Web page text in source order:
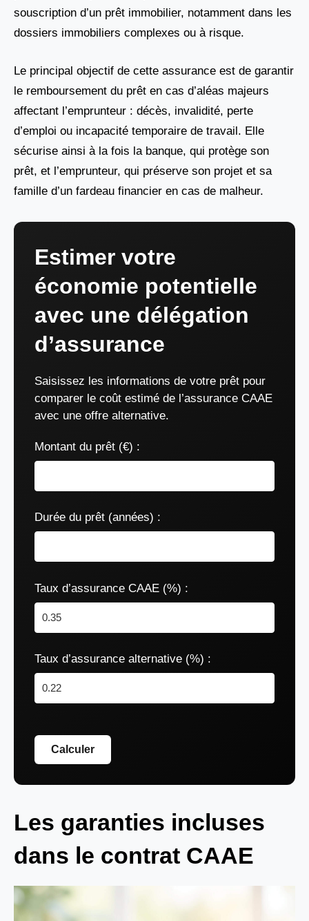
souscription d’un prêt immobilier, notamment dans les
dossiers immobiliers complexes ou à risque.
Le principal objectif de cette assurance est de garantir
le remboursement du prêt en cas d’aléas majeurs
affectant l’emprunteur : décès, invalidité, perte
d’emploi ou incapacité temporaire de travail. Elle
sécurise ainsi à la fois la banque, qui protège son
prêt, et l’emprunteur, qui préserve son projet et sa
famille d’un fardeau financier en cas de malheur.
Estimer votre
économie potentielle
avec une délégation
d’assurance
Saisissez les informations de votre prêt pour
comparer le coût estimé de l’assurance CAAE
avec une offre alternative.
Montant du prêt (€) :
Durée du prêt (années) :
Taux d’assurance CAAE (%) :
Taux d’assurance alternative (%) :
Calculer
Les garanties incluses
dans le contrat CAAE